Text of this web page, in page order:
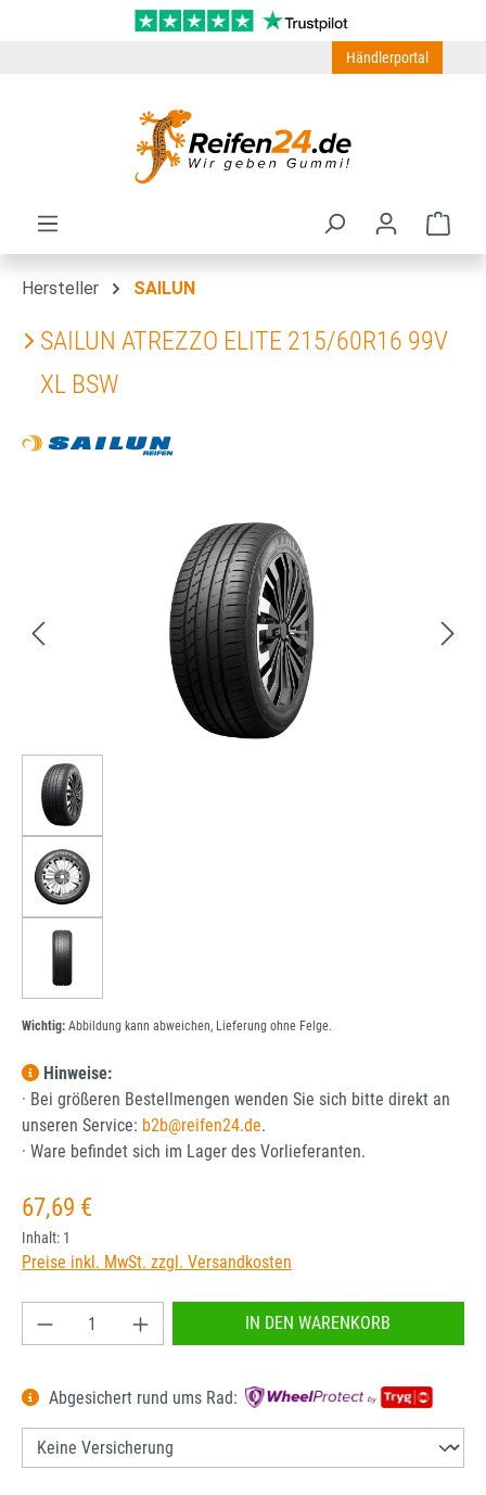
Zum Hauptinhalt springen
Händlerportal
Hersteller SAILUN
SAILUN ATREZZO ELITE 215/60R16 99V
XL BSW
Wichtig: Abbildung kann abweichen, Lieferung ohne Felge.
Hinweise:
· Bei größeren Bestellmengen wenden Sie sich bitte direkt an
unseren Service: b2b@reifen24.de.
· Ware befindet sich im Lager des Vorlieferanten.
Regulärer Preis:
67,69 €
Inhalt: 1
Preise inkl. MwSt. zzgl. Versandkosten
Produkt Anzahl: Gib den gewünschten Wert
IN DEN WARENKORB
Abgesichert rund ums Rad: